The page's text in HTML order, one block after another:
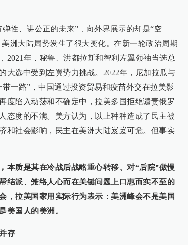
性、讲公正的未来”，向外界展示的却是“空
洲大陆局势发生了很大变化。在新一轮政治周期
2021年，秘鲁、洪都拉斯和智利左翼领袖当选总
大选中受到左翼势力挑战。2022年，尼加拉瓜与
一路”，中国通过投资贸易和疫苗外交在拉美影
度陷入动荡和不确定中，拉美多国拒绝谴责俄罗
态度的不满。美方认为，以上种种造成了民主被
和社会影响，民主在美洲大陆岌岌可危。但事实
本质是其在冷战后战略重心转移、对“后院”傲慢
结派、笼络人心而在关键问题上口惠而实不至的
，拉美国家用实际行为表示：美洲峰会不是美国
美国人的美洲。
存